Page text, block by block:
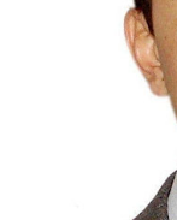
✉️ Написать